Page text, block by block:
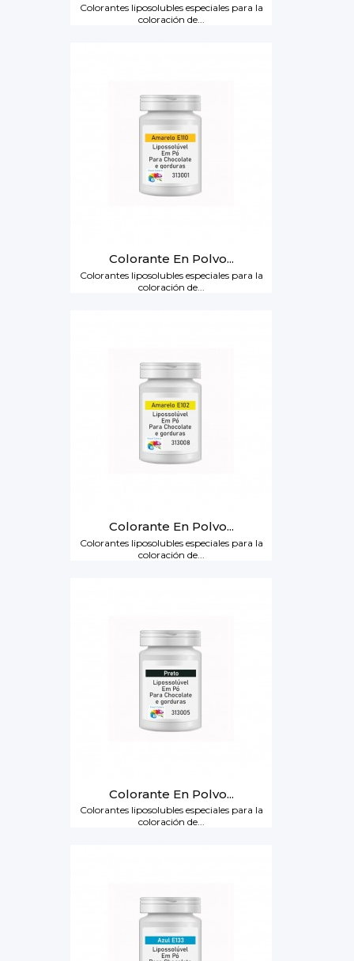
Colorantes liposolubles especiales para la
coloración de...
Colorante En Polvo...
Colorantes liposolubles especiales para la
coloración de...
Colorante En Polvo...
Colorantes liposolubles especiales para la
coloración de...
Colorante En Polvo...
Colorantes liposolubles especiales para la
coloración de...